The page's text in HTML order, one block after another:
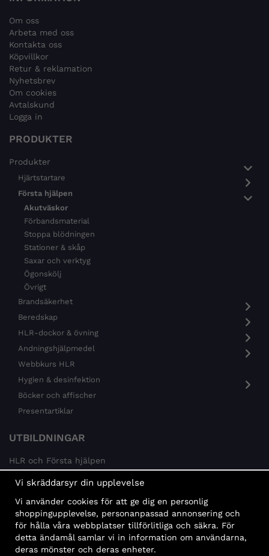
Om oss
Arbeta med oss
Kontakta oss
Köpvillkor
Retur & reklamation
Nyhetsbrev
Om cookies
Avtalskund
Logga in
PRODUKTER
Produkter
Hjärtstartare
Första hjälpen
Akutväskor
Förbandsmaterial
Stoppa blödningen
Stationer & skåp
Saxar och verktyg
Ögonskölj
Övrigt
Brandsäkerhet
Beredskap
HLR-dockor & övning
Andningshjälpmedel
Webbkurs HLR
Hygien & desinfektion
Böcker och affischer
Presentartiklar
UTBILDNINGAR
HLR och Första hjälpen
Psykisk hälsa
Brandskydd
MÅLGRUPPER
Offentlig sektor och företag
Privatpersoner
Vi skräddarsyr din upplevelse
Vi använder cookies för att ge dig en personlig
shoppingupplevelse, personanpassad annonsering och
för hålla våra webbplatser tillförlitliga och säkra. För
detta ändamål samlar vi in information om användarna,
deras mönster och deras enheter.